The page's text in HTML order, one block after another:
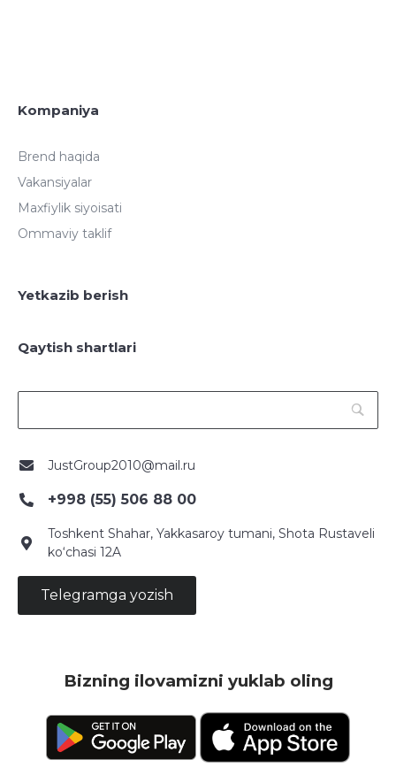
Kompaniya
Brend haqida
Vakansiyalar
Maxfiylik siyoisati
Ommaviy taklif
Yetkazib berish
Qaytish shartlari
JustGroup2010@mail.ru
+998 (55) 506 88 00
Toshkent Shahar, Yakkasaroy tumani, Shota Rustaveli
ko‘chasi 12A
Telegramga yozish
Bizning ilovamizni yuklab oling